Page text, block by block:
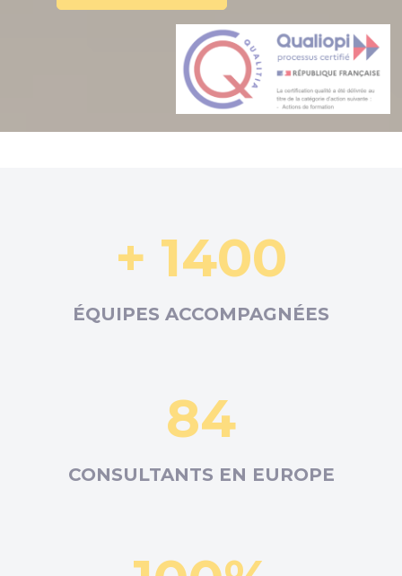
+ 1400
ÉQUIPES ACCOMPAGNÉES
84
CONSULTANTS EN EUROPE